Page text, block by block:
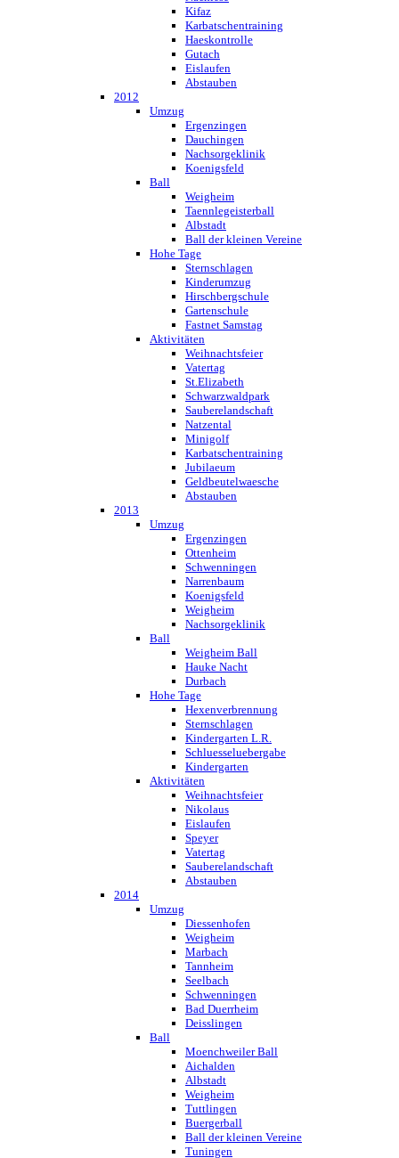
Kifaz
Karbatschentraining
Haeskontrolle
Gutach
Eislaufen
Abstauben
2012
Umzug
Ergenzingen
Dauchingen
Nachsorgeklinik
Koenigsfeld
Ball
Weigheim
Taennlegeisterball
Albstadt
Ball der kleinen Vereine
Hohe Tage
Sternschlagen
Kinderumzug
Hirschbergschule
Gartenschule
Fastnet Samstag
Aktivitäten
Weihnachtsfeier
Vatertag
St.Elizabeth
Schwarzwaldpark
Sauberelandschaft
Natzental
Minigolf
Karbatschentraining
Jubilaeum
Geldbeutelwaesche
Abstauben
2013
Umzug
Ergenzingen
Ottenheim
Schwenningen
Narrenbaum
Koenigsfeld
Weigheim
Nachsorgeklinik
Ball
Weigheim Ball
Hauke Nacht
Durbach
Hohe Tage
Hexenverbrennung
Sternschlagen
Kindergarten L.R.
Schluesseluebergabe
Kindergarten
Aktivitäten
Weihnachtsfeier
Nikolaus
Eislaufen
Speyer
Vatertag
Sauberelandschaft
Abstauben
2014
Umzug
Diessenhofen
Weigheim
Marbach
Tannheim
Seelbach
Schwenningen
Bad Duerrheim
Deisslingen
Ball
Moenchweiler Ball
Aichalden
Albstadt
Weigheim
Tuttlingen
Buergerball
Ball der kleinen Vereine
Tuningen